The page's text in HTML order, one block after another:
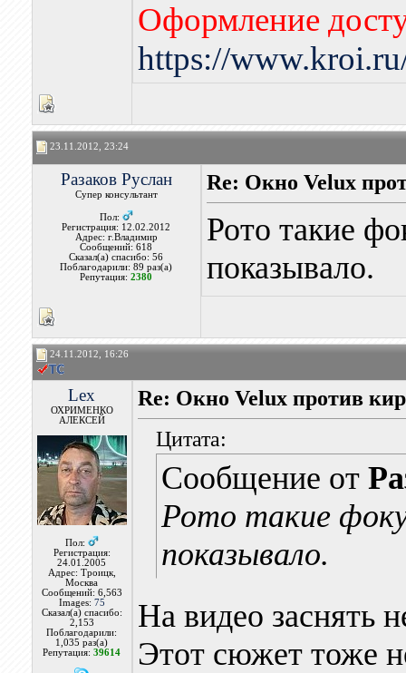
Оформление
https://
23.11.2012, 23:24
Разаков Руслан
Супер консультант
Пол:
Регистрация: 12.02.2012
Адрес: г.Владимир
Сообщений: 618
Сказал(а) спасибо: 56
Поблагодарили: 89 раз(а)
Репутация:2380
Re: Окно Velux
Рото такие
показывало.
24.11.2012, 16:26
Lex
ОХРИМЕНКО
АЛЕКСЕЙ
Пол:
Регистрация:
24.01.2005
Адрес: Троицк,
Москва
Сообщений: 6,563
Images: 75
Сказал(а) спасибо:
2,153
Поблагодарили:
1,035 раз(а)
Репутация:39614
Re: Окно Velux против
Цитата:
Сообщение от
Рото такие
показывало.
На видео заснять
Этот сюжет тоже